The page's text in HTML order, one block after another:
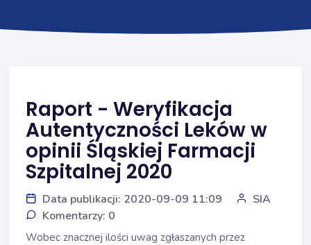
Raport - Weryfikacja
Autentyczności Leków w
opinii Śląskiej Farmacji
Szpitalnej 2020
Data publikacji: 2020-09-09 11:09
SIA
Komentarzy: 0
Wobec znacznej ilości uwag zgłaszanych przez